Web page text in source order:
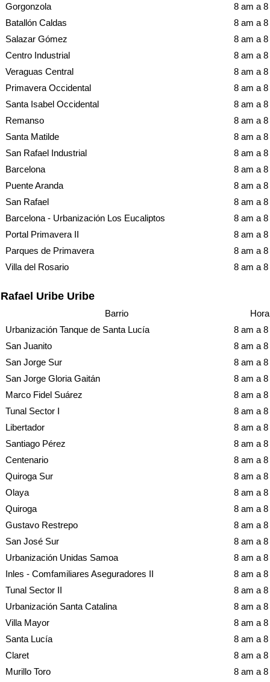
Gorgonzola
8 am a
Batallón Caldas
8 am a
Salazar Gómez
8 am a
Centro Industrial
8 am a
Veraguas Central
8 am a
Primavera Occidental
8 am a
Santa Isabel Occidental
8 am a
Remanso
8 am a
Santa Matilde
8 am a
San Rafael Industrial
8 am a
Barcelona
8 am a
Puente Aranda
8 am a
San Rafael
8 am a
Barcelona - Urbanización Los Eucaliptos
8 am a
Portal Primavera II
8 am a
Parques de Primavera
8 am a
Villa del Rosario
8 am a
Rafael Uribe Uribe
Barrio
Hora
Urbanización Tanque de Santa Lucía
8 am a
San Juanito
8 am a
San Jorge Sur
8 am a
San Jorge Gloria Gaitán
8 am a
Marco Fidel Suárez
8 am a
Tunal Sector I
8 am a
Libertador
8 am a
Santiago Pérez
8 am a
Centenario
8 am a
Quiroga Sur
8 am a
Olaya
8 am a
Quiroga
8 am a
Gustavo Restrepo
8 am a
San José Sur
8 am a
Urbanización Unidas Samoa
8 am a
Inles - Comfamiliares Aseguradores II
8 am a
Tunal Sector II
8 am a
Urbanización Santa Catalina
8 am a
Villa Mayor
8 am a
Santa Lucía
8 am a
Claret
8 am a
Murillo Toro
8 am a